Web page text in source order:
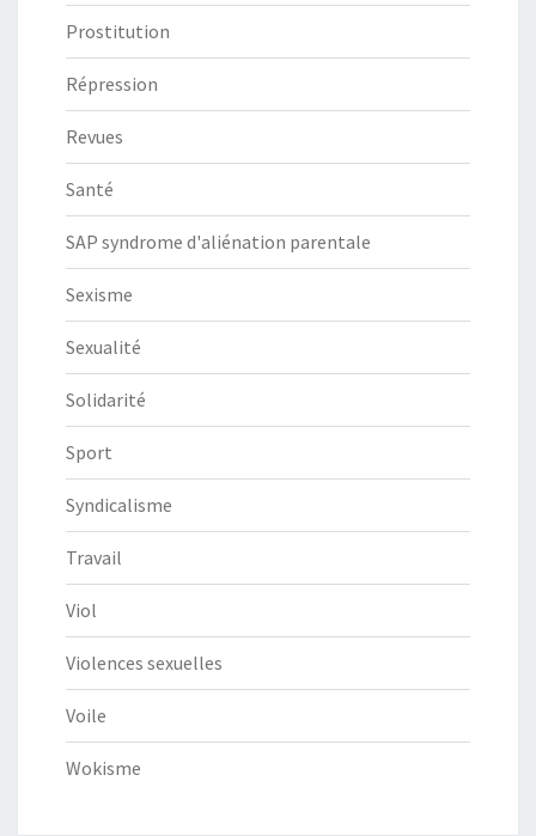
Prostitution
Répression
Revues
Santé
SAP syndrome d'aliénation parentale
Sexisme
Sexualité
Solidarité
Sport
Syndicalisme
Travail
Viol
Violences sexuelles
Voile
Wokisme